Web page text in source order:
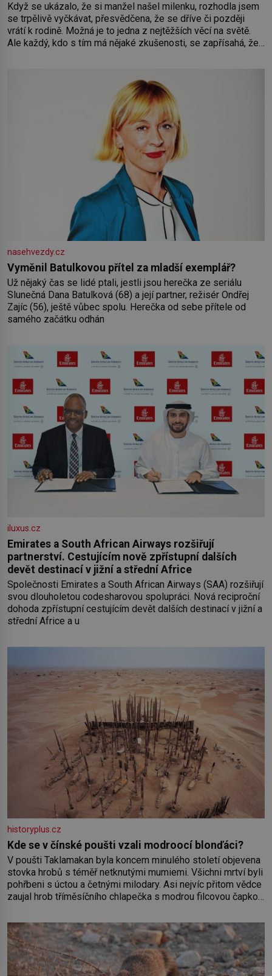
Když se ukázalo, že si manžel našel milenku, rozhodla jsem
se trpělivě vyčkávat, přesvědčena, že se dříve či později
vrátí k rodině. Možná je to jedna z nejtěžších věcí na světě.
Ale každý, kdo s tím má nějaké zkušenosti, se zapřísahá, že
nasehvezdy.cz
Vyměnil Batulkovou přítel za mladší exemplář?
Už nějaký čas se lidé ptali, jestli jsou herečka ze seriálu
Slunečná Dana Batulková (68) a její partner, režisér Ondřej
Zajíc (56), ještě vůbec spolu. Herečka od sebe přítele od
samého začátku odhán
iluxus.cz
Emirates a South African Airways rozšiřují
partnerství. Cestujícím nově zpřístupní dalších
devět destinací v jižní a střední Africe
Společnosti Emirates a South African Airways (SAA) rozšiřují
svou dlouholetou codesharovou spolupráci. Nová reciproční
dohoda zpřístupní cestujícím devět dalších destinací v jižní a
střední Africe a u
historyplus.cz
Kde se v čínské poušti vzali modroocí blonďáci?
V poušti Taklamakan byla koncem minulého století objevena
stovka hrobů s téměř netknutými mumiemi. Všichni mrtví byli
pohřbeni s úctou a četnými milodary. Asi nejvíc přitom vědce
zaujal hrob tříměsíčního chlapečka s modrou filcovou čapkou,
nesmírně dobře zachovalá, přičítají odborníci zdejším
klimatickým podmínkám. Sucho, prosolené písky a extrémně